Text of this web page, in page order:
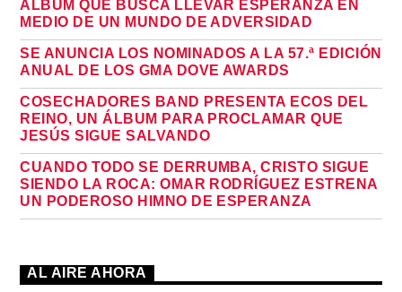
ÁLBUM QUE BUSCA LLEVAR ESPERANZA EN
MEDIO DE UN MUNDO DE ADVERSIDAD
SE ANUNCIA LOS NOMINADOS A LA 57.ª EDICIÓN
ANUAL DE LOS GMA DOVE AWARDS
COSECHADORES BAND PRESENTA ECOS DEL
REINO, UN ÁLBUM PARA PROCLAMAR QUE
JESÚS SIGUE SALVANDO
CUANDO TODO SE DERRUMBA, CRISTO SIGUE
SIENDO LA ROCA: OMAR RODRÍGUEZ ESTRENA
UN PODEROSO HIMNO DE ESPERANZA
AL AIRE AHORA